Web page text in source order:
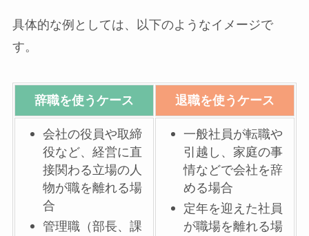
具体的な例としては、以下のようなイメージで
す。
辞職を使うケース 退職を使うケース
会社の役員や取締
役など、経営に直
接関わる立場の人
物が職を離れる場
合
管理職（部長、課
一般社員が転職や
引越し、家庭の事
情などで会社を辞
める場合
定年を迎えた社員
が職場を離れる場